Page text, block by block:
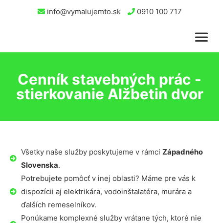
info@vymalujemto.sk 0910 100 717
Cenník stavebných prác -
stierkovanie Alžbetin dvor
Všetky naše služby poskytujeme v rámci Západného
Slovenska.
Potrebujete pomôcť v inej oblasti? Máme pre vás k
dispozícii aj elektrikára, vodoinštalatéra, murára a
ďalších remeselníkov.
Ponúkame komplexné služby vrátane tých, ktoré nie